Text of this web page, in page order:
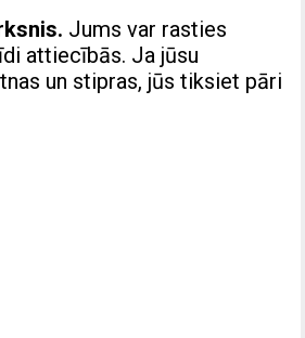
Jums var rasties
attiecībās. Ja jūsu
un stipras, jūs tiksiet pāri